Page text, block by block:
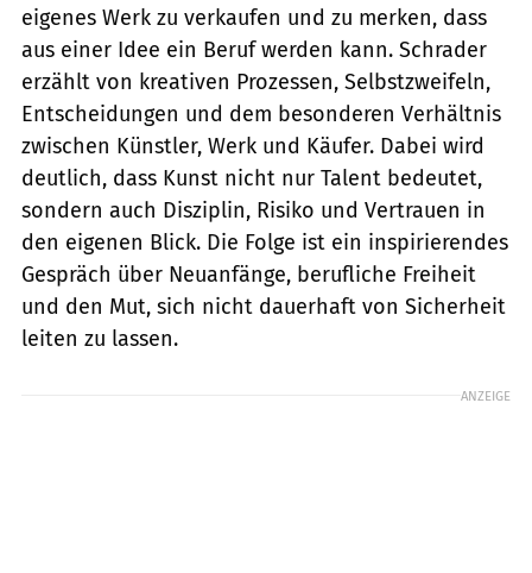
eigenes Werk zu verkaufen und zu merken, dass
aus einer Idee ein Beruf werden kann. Schrader
erzählt von kreativen Prozessen, Selbstzweifeln,
Entscheidungen und dem besonderen Verhältnis
zwischen Künstler, Werk und Käufer. Dabei wird
deutlich, dass Kunst nicht nur Talent bedeutet,
sondern auch Disziplin, Risiko und Vertrauen in
den eigenen Blick. Die Folge ist ein inspirierendes
Gespräch über Neuanfänge, berufliche Freiheit
und den Mut, sich nicht dauerhaft von Sicherheit
leiten zu lassen.
ANZEIGE